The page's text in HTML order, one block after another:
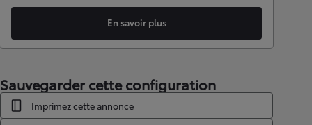
En savoir plus
Sauvegarder cette configuration
Imprimez cette annonce